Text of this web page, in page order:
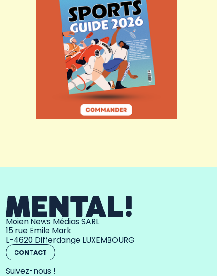
Moien News Médias SARL
15 rue Émile Mark
L-4620 Differdange LUXEMBOURG
CONTACT
Suivez-nous !